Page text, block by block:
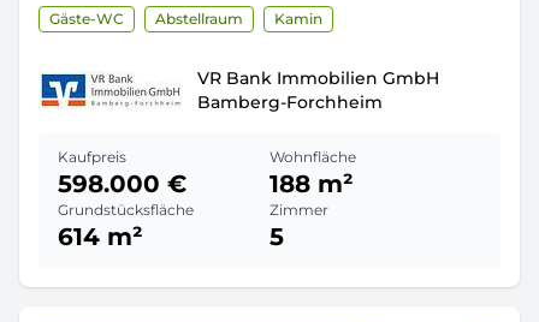
Gäste-WC Abstellraum Kamin
VR Bank Immobilien GmbH
Bamberg-Forchheim
Kaufpreis
598.000 €
Wohnfläche
188 m²
Grundstücksfläche
614 m²
Zimmer
5